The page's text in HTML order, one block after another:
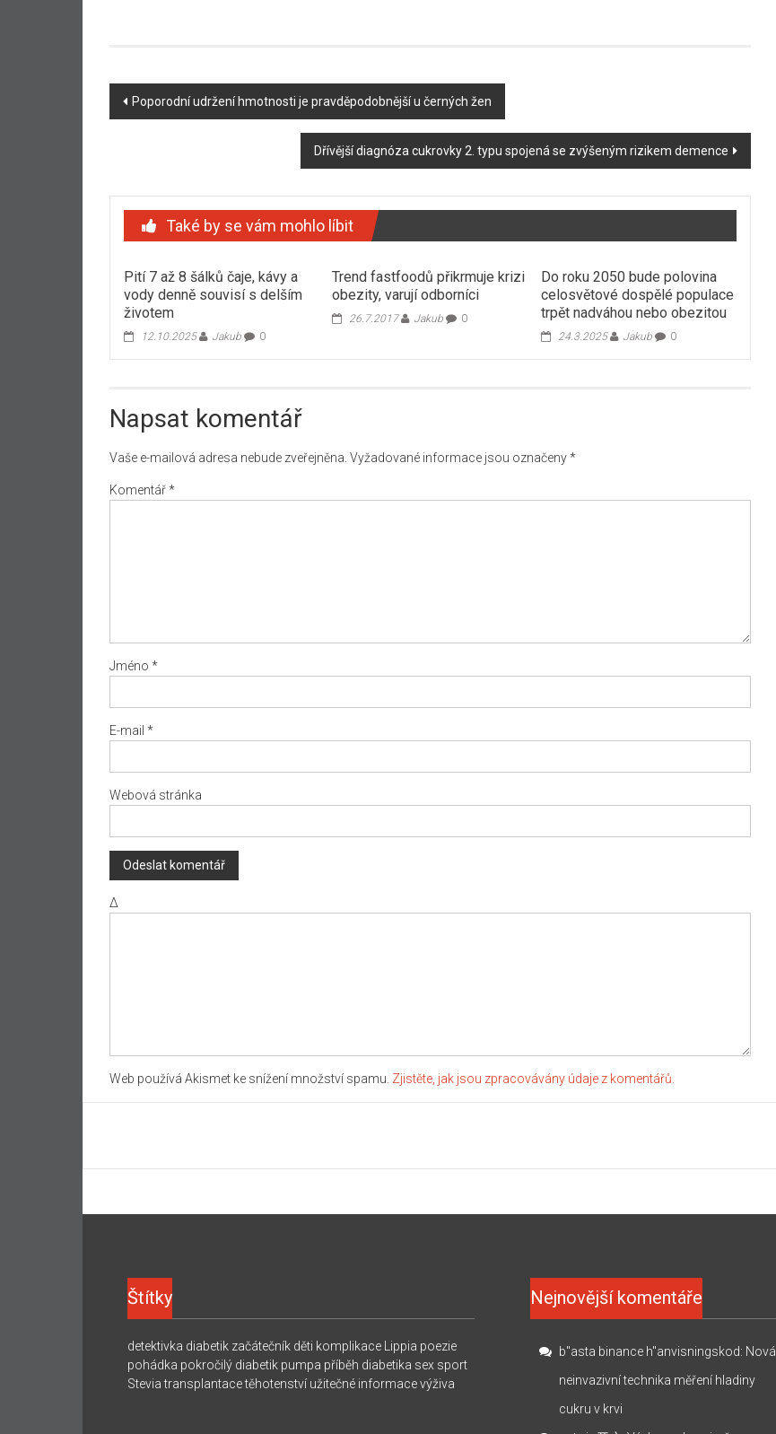
Navigace
Poporodní udržení hmotnosti je pravděpodobnější u černých žen
Dřívější diagnóza cukrovky 2. typu spojená se zvýšeným rizikem demence
Také by se vám mohlo líbit
Pití 7 až 8 šálků čaje, kávy a
vody denně souvisí s delším
životem
12.10.2025 Jakub 0
Trend fastfoodů přikrmuje krizi
obezity, varují odborníci
26.7.2017 Jakub 0
Do roku 2050 bude polovina
celosvětové dospělé populace
trpět nadváhou nebo obezitou
24.3.2025 Jakub 0
Napsat komentář
Vaše e-mailová adresa nebude zveřejněna. Vyžadované informace jsou označeny*
Komentář*
Jméno *
E-mail *
Webová stránka
Δ
Web používá Akismet ke snížení množství spamu. Zjistěte, jak jsou zpracovávány údaje z komentářů.
Štítky
detektivka diabetik začátečník děti komplikace Lippia poezie
pohádka pokročilý diabetik pumpa příběh diabetika sex sport
Stevia transplantace těhotenství užitečné informace výživa
Nejnovější komentáře
b"asta binance h"anvisningskod: Nová
neinvazivní technika měření hladiny
cukru v krvi